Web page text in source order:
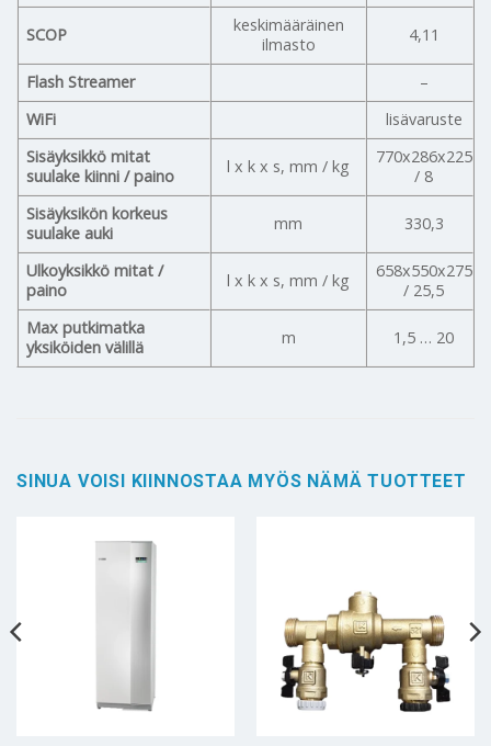
SCOP
keskimääräinen
ilmasto
4,11
Flash Streamer
–
WiFi
lisävaruste
Sisäyksikkö mitat
suulake kiinni / paino
l x k x s, mm / kg
770x286x225
/ 8
Sisäyksikön korkeus
suulake auki
mm 330,3
Ulkoyksikkö mitat /
paino
l x k x s, mm / kg
658x550x275
/ 25,5
Max putkimatka
yksiköiden välillä
m 1,5 … 20
SINUA VOISI KIINNOSTAA MYÖS NÄMÄ TUOTTEET